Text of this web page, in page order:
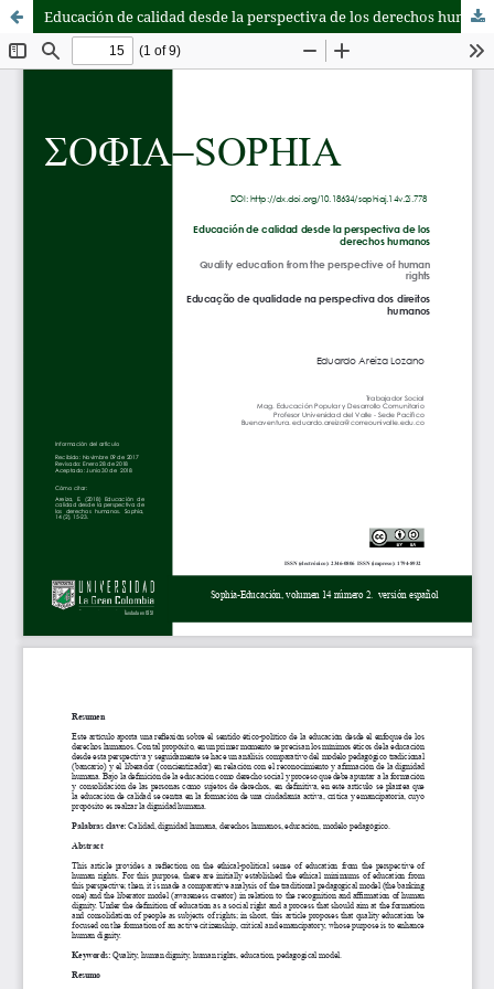
Educación de calidad desde la perspectiva de los derechos humanos